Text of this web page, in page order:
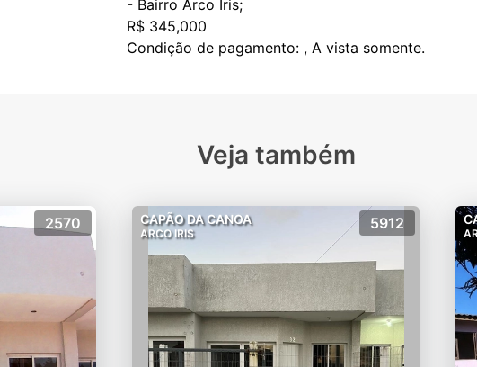
- Bairro Arco Iris;
R$ 345,000
Veja também
2570 CAPÃO DA CANOA
ARCO IRIS
5912